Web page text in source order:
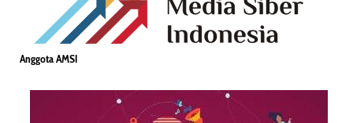
Anggota AMSI